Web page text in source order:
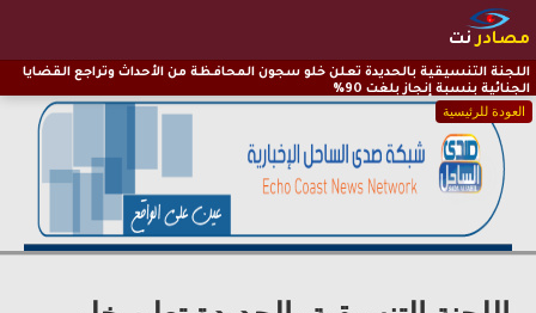
مصادرنت
العودة للرئيسية
اللجنة التنسيقية بالحديدة تعلن خلو سجون المحافظة من الأحداث وتراجع القضايا
الجنائية بنسبة إنجاز بلغت 90%